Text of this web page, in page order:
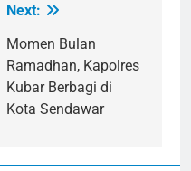
Next:
Momen Bulan
Ramadhan, Kapolres
Kubar Berbagi di
Kota Sendawar